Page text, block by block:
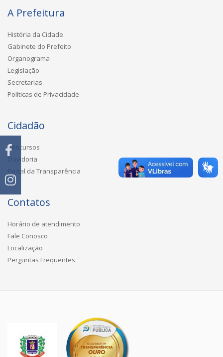
A Prefeitura
História da Cidade
Gabinete do Prefeito
Organograma
Legislação
Secretarias
Políticas de Privacidade
Cidadão
Concursos
Ouvidoria
Portal da Transparência
Contatos
Horário de atendimento
Fale Conosco
Localização
Perguntas Frequentes